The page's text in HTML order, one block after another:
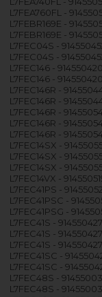
L7FEA760FL -
L7FEBR169E -
L7FEBR169E -
L7FEC04S -
L7FEC04S -
L7FEC146 -
L7FEC146 -
L7FEC146R -
L7FEC146R -
L7FEC146R -
L7FEC146R -
L7FEC146R -
L7FEC14SX -
L7FEC14SX -
L7FEC14SX -
L7FEC14VX -
L7FEC41PS -
L7FEC41PSC -
L7FEC41PSG -
L7FEC41S -
L7FEC41S -
L7FEC41S -
L7FEC41SC -
L7FEC41SC -
L7FEC48S -
L7FEC48S -